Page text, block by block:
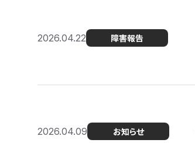
2026.04.22 障害報告
2026.04.09 お知らせ